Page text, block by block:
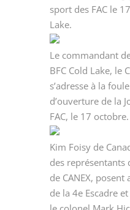
sport des FAC le
Lake.
Le commandant
BFC Cold Lake, le
s’adresse à la
d’ouverture de la
FAC, le 17 octobre.
Kim Foisy de
des représentants
de CANEX,
de la 4e Escadre